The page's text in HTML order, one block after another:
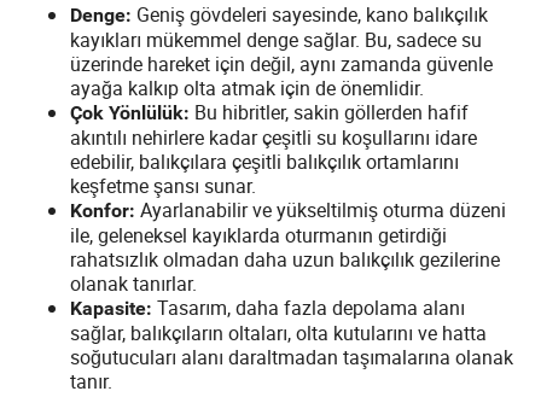
Denge: Geniş gövdeleri sayesinde, kano balıkçılık
kayıkları mükemmel denge sağlar. Bu, sadece su
üzerinde hareket için değil, aynı zamanda güvenle
ayağa kalkıp olta atmak için de önemlidir.
Çok Yönlülük: Bu hibritler, sakin göllerden hafif
akıntılı nehirlere kadar çeşitli su koşullarını idare
edebilir, balıkçılara çeşitli balıkçılık ortamlarını
keşfetme şansı sunar.
Konfor: Ayarlanabilir ve yükseltilmiş oturma düzeni
ile, geleneksel kayıklarda oturmanın getirdiği
rahatsızlık olmadan daha uzun balıkçılık gezilerine
olanak tanırlar.
Kapasite: Tasarım, daha fazla depolama alanı
sağlar, balıkçıların oltaları, olta kutularını ve hatta
soğutucuları alanı daraltmadan taşımalarına olanak
tanır.